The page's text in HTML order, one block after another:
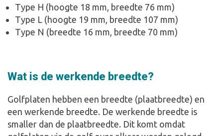
Type H (hoogte 18 mm, breedte 76 mm)
Type L (hoogte 19 mm, breedte 107 mm)
Type N (breedte 16 mm, breedte 70 mm)
Wat is de werkende breedte?
Golfplaten hebben een breedte (plaatbreedte) en
een werkende breedte. De werkende breedte is
smaller dan de plaatbreedte. Dit komt omdat